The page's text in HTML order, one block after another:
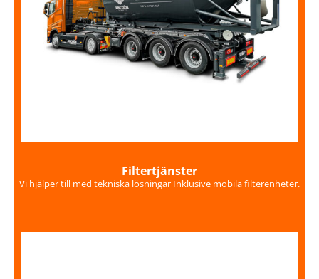
Filtertjänster
Vi hjälper till med tekniska lösningar Inklusive mobila filterenheter.